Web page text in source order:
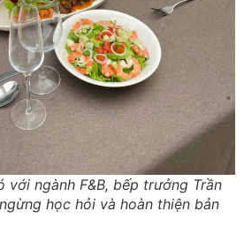
với ngành F&B, bếp trưởng Trần
học hỏi và hoàn thiện bản